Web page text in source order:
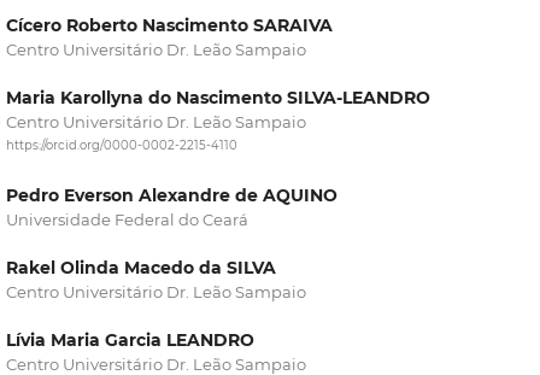
Cícero Roberto Nascimento SARAIVA
Centro Universitário Dr. Leão Sampaio
Maria Karollyna do Nascimento SILVA-LEANDRO
Centro Universitário Dr. Leão Sampaio
https://orcid.org/0000-0002-2215-4110
Pedro Everson Alexandre de AQUINO
Universidade Federal do Ceará
Rakel Olinda Macedo da SILVA
Centro Universitário Dr. Leão Sampaio
Lívia Maria Garcia LEANDRO
Centro Universitário Dr. Leão Sampaio